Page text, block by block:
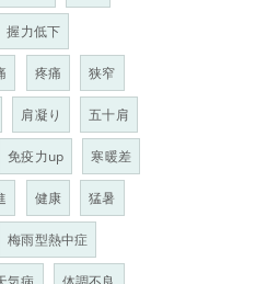
握力低下
疼痛 狭窄
肩凝り 五十肩
免疫力up 寒暖差
健康 猛暑
梅雨型熱中症